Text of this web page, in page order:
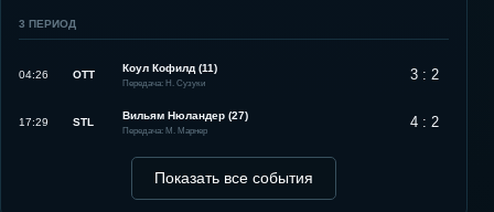
3 ПЕРИОД
04:26 OTT
Коул Кофилд (11)
Передача: Н. Сузуки 3 : 2
17:29 STL
Вильям Нюландер (27)
Передача: М. Марнер 4 : 2
Показать все события